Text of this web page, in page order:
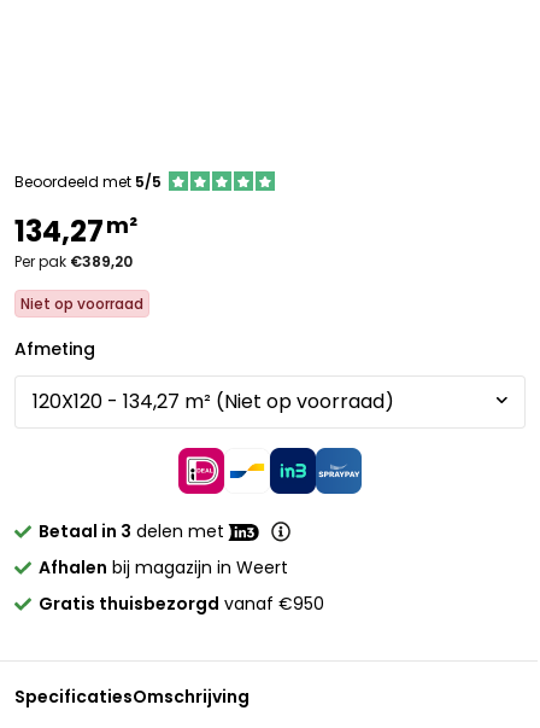
Beoordeeld met 5/5
134,27m²
Per pak €389,20
Niet op voorraad
Afmeting
Betaal in 3 delen met
Afhalen bij magazijn in Weert
Gratis thuisbezorgd vanaf €950
SpecificatiesOmschrijving